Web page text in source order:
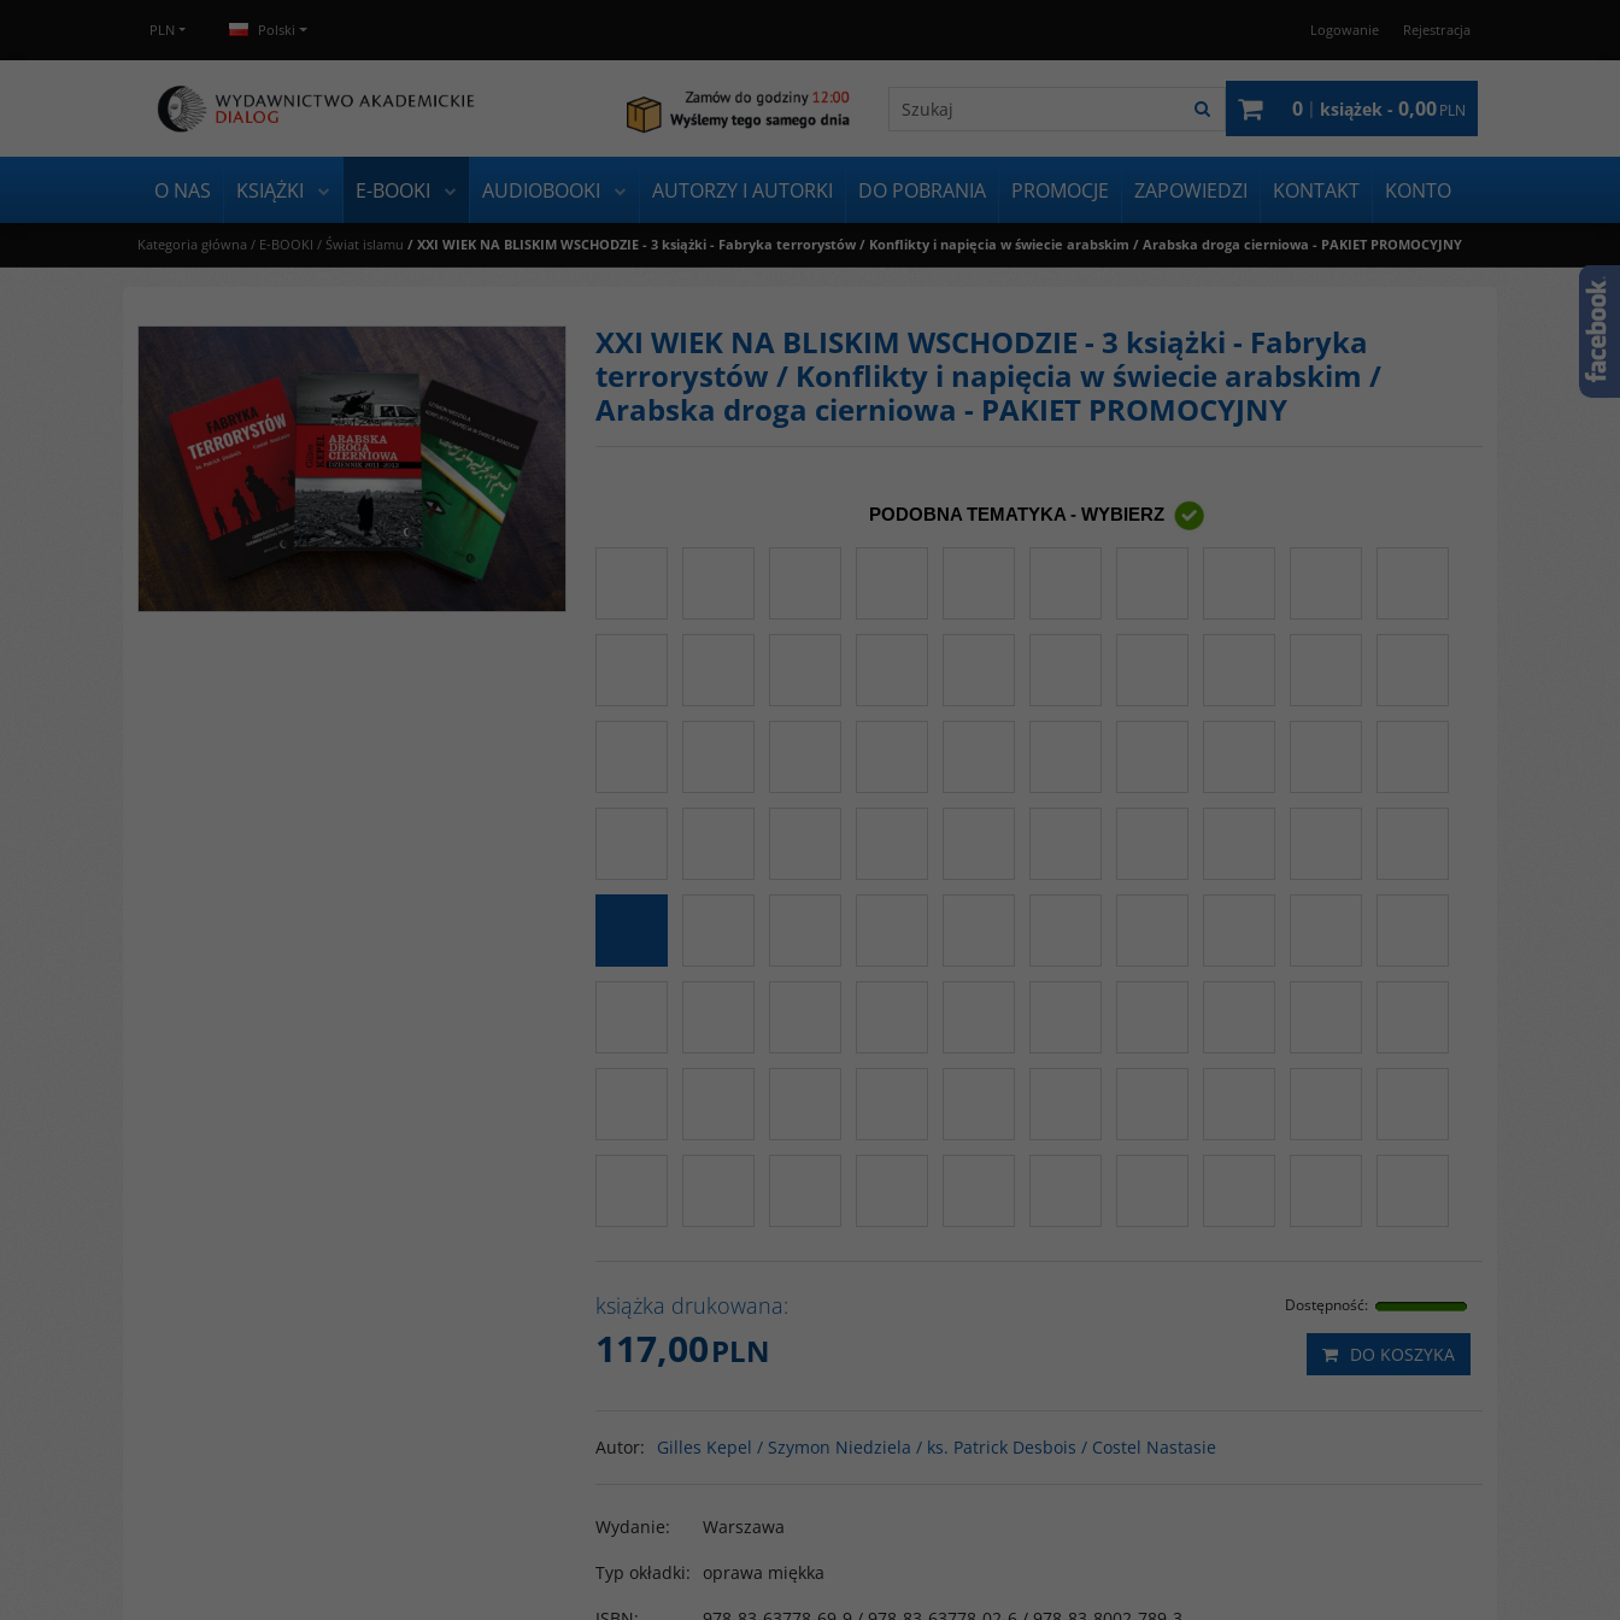
PLN Polski Logowanie Rejestracja
0 | książek - 0,00PLN
O NAS KSIĄŻKI E-BOOKI AUDIOBOOKI AUTORZY I AUTORKI DO POBRANIA PROMOCJE ZAPOWIEDZI KONTAKT KONTO
Kategoria główna / E-BOOKI / Świat islamu / XXI WIEK NA BLISKIM WSCHODZIE - 3 książki - Fabryka terrorystów / Konflikty i napięcia w świecie arabskim / Arabska droga cierniowa - PAKIET PROMOCYJNY
XXI WIEK NA BLISKIM WSCHODZIE - 3 książki - Fabryka
terrorystów / Konflikty i napięcia w świecie arabskim /
Arabska droga cierniowa - PAKIET PROMOCYJNY
PODOBNA TEMATYKA - WYBIERZ
książka drukowana: Dostępność:
117,00PLN DO KOSZYKA
Autor: Gilles Kepel / Szymon Niedziela / ks. Patrick Desbois / Costel Nastasie
Wydanie:
Warszawa
Typ okładki:
oprawa miękka